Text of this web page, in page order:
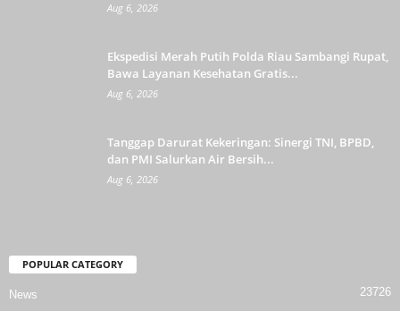
Aug 6, 2026
Ekspedisi Merah Putih Polda Riau Sambangi Rupat,
Bawa Layanan Kesehatan Gratis...
Aug 6, 2026
Tanggap Darurat Kekeringan: Sinergi TNI, BPBD,
dan PMI Salurkan Air Bersih...
Aug 6, 2026
POPULAR CATEGORY
News 23726